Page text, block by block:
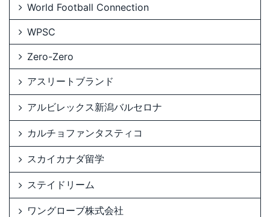
World Football Connection
WPSC
Zero-Zero
アスリートブランド
アルビレックス新潟バルセロナ
カルチョファンタスティコ
スカイカナダ留学
ステイドリーム
ワングローブ株式会社